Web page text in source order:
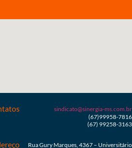
sindicato@sinergia-ms.com.br
(67)99958-7816
(67) 99258-3163
Rua Gury Marques, 4367 – Universitário